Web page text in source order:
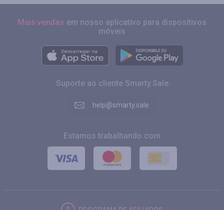
Mais vendas em nosso aplicativo para dispositivos
móveis
Suporte ao cliente Smarty.Sale
help@smarty.sale
Estamos trabalhando com